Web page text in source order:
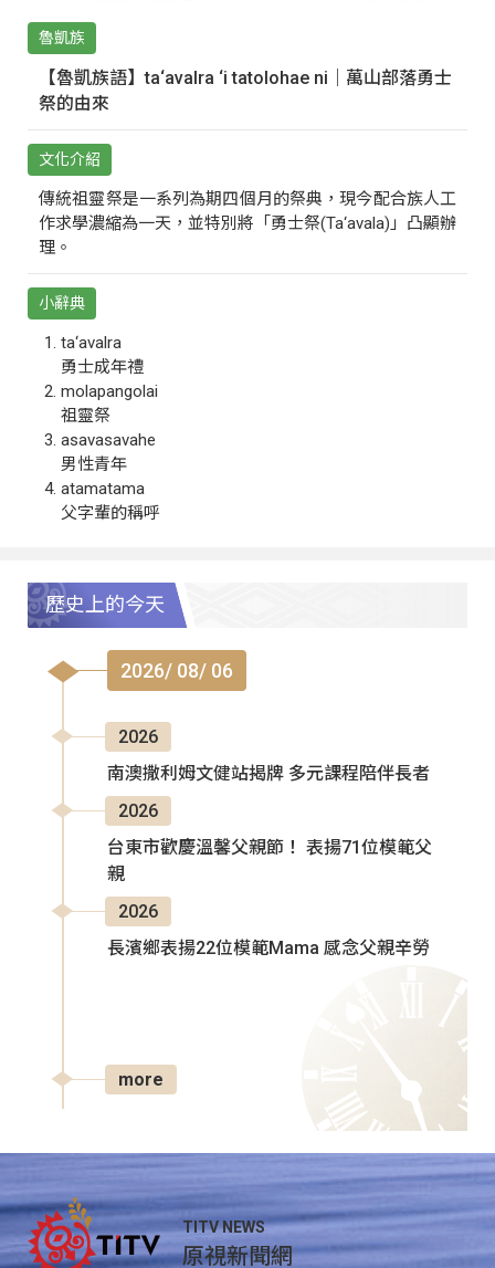
魯凱族
【魯凱族語】ta‘avalra ‘i tatolohae ni｜萬山部落勇士
祭的由來
文化介紹
傳統祖靈祭是一系列為期四個月的祭典，現今配合族人工
作求學濃縮為一天，並特別將「勇士祭(Ta‘avala)」凸顯辦
理。
小辭典
ta‘avalra
勇士成年禮
molapangolai
祖靈祭
asavasavahe
男性青年
atamatama
父字輩的稱呼
歷史上的今天
2026/ 08/ 06
2026
南澳撒利姆文健站揭牌 多元課程陪伴長者
2026
台東市歡慶溫馨父親節！ 表揚71位模範父
親
2026
長濱鄉表揚22位模範Mama 感念父親辛勞
more
TITV NEWS
原視新聞網